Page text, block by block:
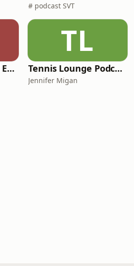
# podcast SVT
Emission Rebound Edition- Les origines de la musique électronique- Le laboratoire Sonore
TL
Tennis Lounge Podcast 🇬🇧/🇫🇷: Mental Performance, Insiders Interviews, The Stories that Shape(d) the Game
Jennifer Migan